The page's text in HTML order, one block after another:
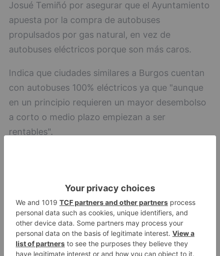
Josué Temiñó por asegurar que el Ayuntamiento
apuesta por la compra de autobuses
propulsados por gas natural, en vez de
autobuses eléctricos porque son más caros.
Indica que ciudades similares a Burgos cuentan
con autobuses 100% eléctricos ya que "aunque
en un principio requieren un mayor desembolso
a corto o medio plazo empiezan a ser
rentables".